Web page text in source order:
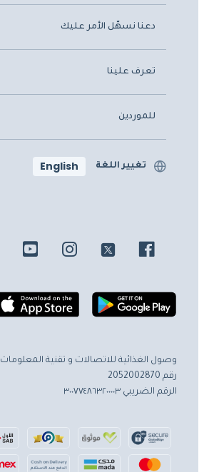
دعنا نسهّل الأمر عليك
تعرف علينا
للموردين
تغيير اللغة English
وصول الغذائية للاتصالات و تقنية المعلومات
رقم 2052002870
الرقم الضريبي ٣٠٠٧٧٤٨٦٣٢٠٠٠٠٣